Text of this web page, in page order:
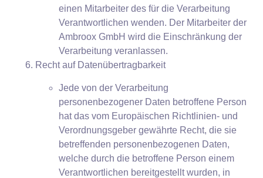
einen Mitarbeiter des für die Verarbeitung
Verantwortlichen wenden. Der Mitarbeiter der
Ambroox GmbH wird die Einschränkung der
Verarbeitung veranlassen.
Recht auf Datenübertragbarkeit
Jede von der Verarbeitung
personenbezogener Daten betroffene Person
hat das vom Europäischen Richtlinien- und
Verordnungsgeber gewährte Recht, die sie
betreffenden personenbezogenen Daten,
welche durch die betroffene Person einem
Verantwortlichen bereitgestellt wurden, in